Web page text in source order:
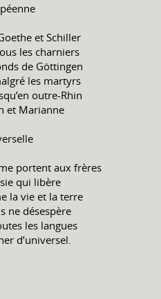
et Schiller
les charniers
de Göttingen
les martyrs
outre-Rhin
et Marianne
portent aux frères
qui libère
la vie et la terre
ne désespère
les langues
d’universel.